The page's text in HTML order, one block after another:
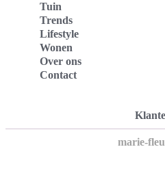
Tuin
Trends
Lifestyle
Wonen
Over ons
Contact
marie-